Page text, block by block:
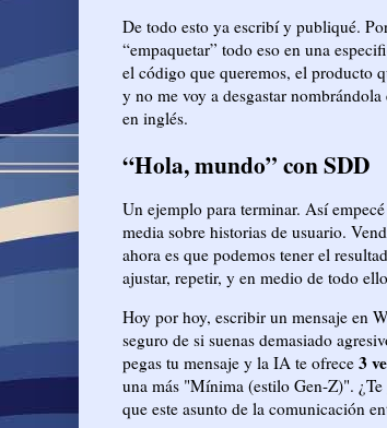
De todo esto ya escribí y publiqué.
“empaquetar” todo eso en una
el código que queremos, el producto
y no me voy a desgastar
en inglés.
“Hola, mundo” con SDD
Un ejemplo para terminar. Así
media sobre historias de usuario.
ahora es que podemos tener el
ajustar, repetir, y en medio de todo
Hoy por hoy, escribir un mensaje en
seguro de si suenas demasiado
pegas tu mensaje y la IA te ofrece 3
una más "Mínima (estilo Gen-Z)".
que este asunto de la comunicación